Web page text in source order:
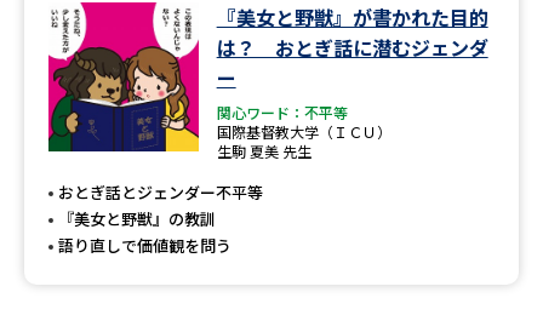
学問のミニ講義「夢ナビ講義」 学問分野解説
学問の教科書
ユーザーサポート
Ｑ＆Ａ よくあるご質問
『美女と野獣』が書かれた目的
は？ おとぎ話に潜むジェンダ
ー
関心ワード：不平等
国際基督教大学（ＩＣＵ）
生駒 夏美 先生
おとぎ話とジェンダー不平等
『美女と野獣』の教訓
語り直しで価値観を問う